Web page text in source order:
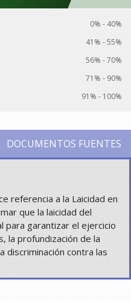
0% - 40%
41% - 55%
56% - 70%
71% - 90%
91% - 100%
DOCUMENTOS FUENTES
referencia a la Laicidad en
que la laicidad del
para garantizar el ejercicio
la profundización de la
discriminación contra las